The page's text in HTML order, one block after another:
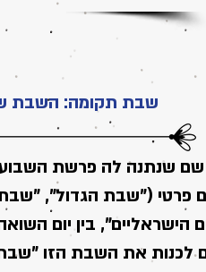
שבת תקומה: השבת
שנתנה לה פרשת השבוע
פרטי ("שבת הגדול",
הישראליים", בין יום
לכנות את השבת הזו "שבת